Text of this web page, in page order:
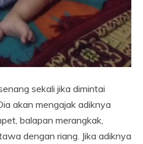
sekali jika dimintai
akan mengajak adiknya
balapan merangkak,
dengan riang. Jika adiknya